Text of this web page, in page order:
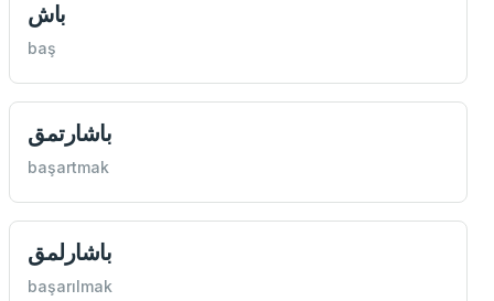
باش
baş
باشارتمق
başartmak
باشارلمق
başarılmak